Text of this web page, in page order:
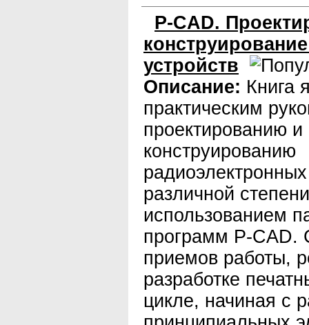
P-CAD.
устройств
Описание: Книга
практическим
проектированию и
конструированию
различной
использованием
программ P-CAD.
приемов работы,
разработке
цикле, начиная с